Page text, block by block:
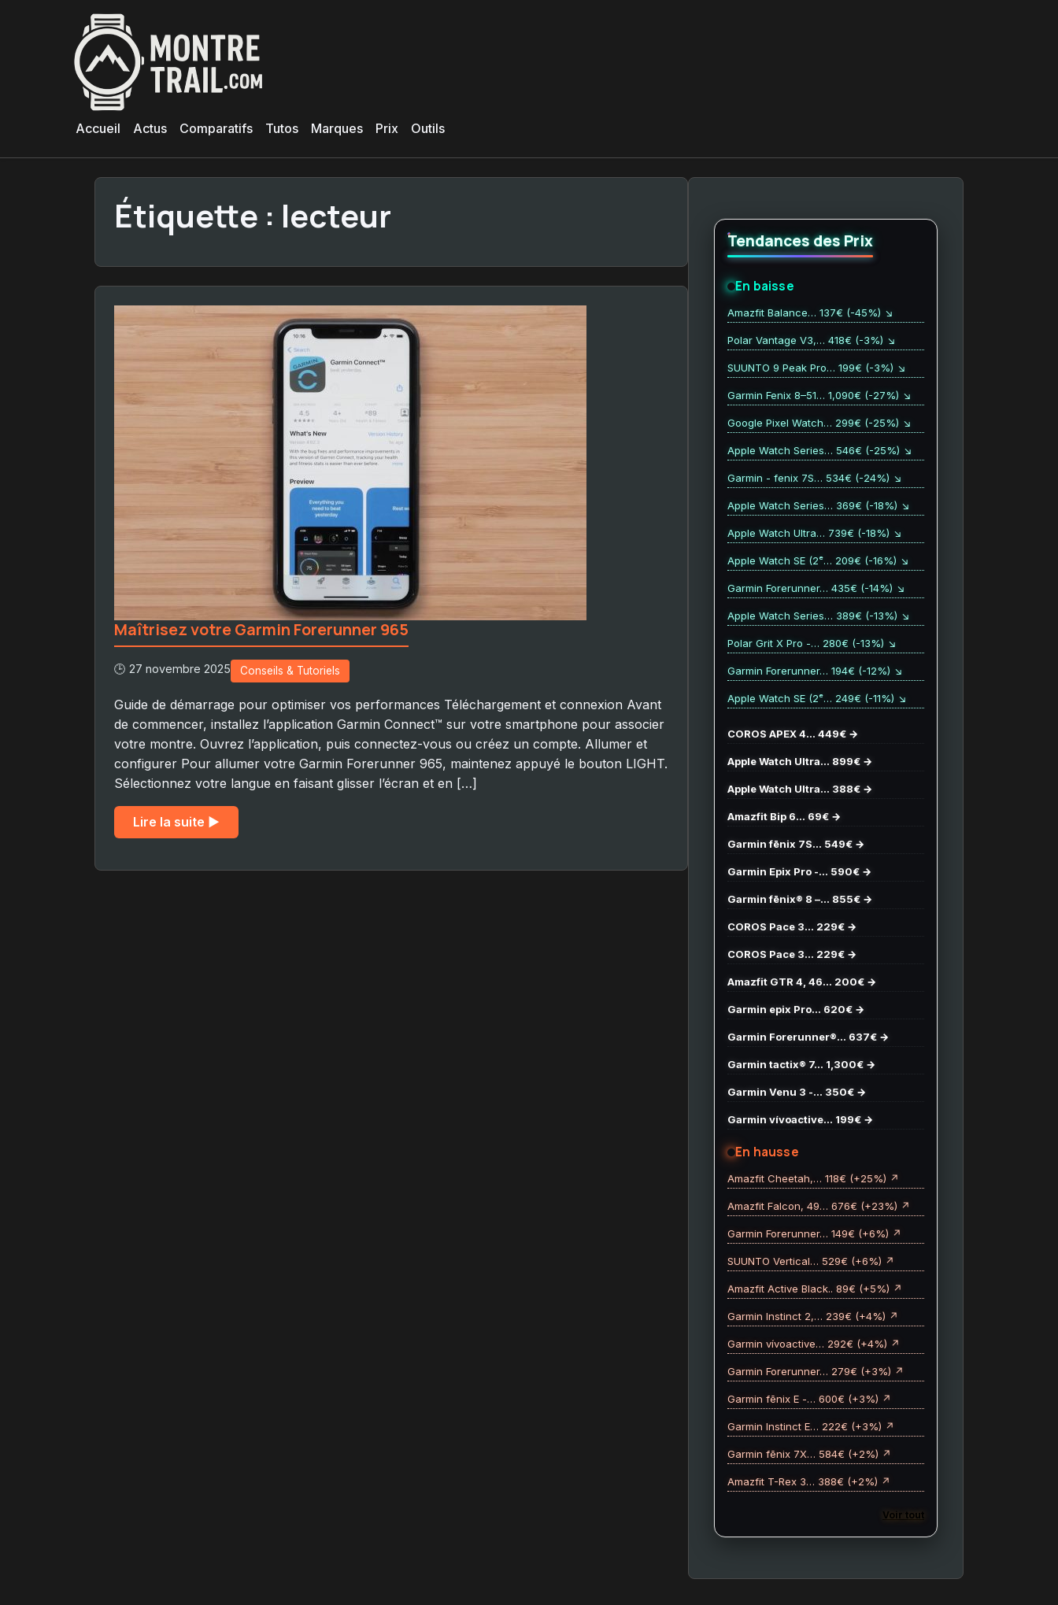
Accueil Actus Comparatifs Tutos Marques Prix Outils
Étiquette : lecteur
Maîtrisez votre Garmin Forerunner 965
🕒 27 novembre 2025 Conseils & Tutoriels
Guide de démarrage pour optimiser vos performances Téléchargement et connexion Avant
de commencer, installez l’application Garmin Connect™ sur votre smartphone pour associer
votre montre. Ouvrez l’application, puis connectez-vous ou créez un compte. Allumer et
configurer Pour allumer votre Garmin Forerunner 965, maintenez appuyé le bouton LIGHT.
Sélectionnez votre langue en faisant glisser l’écran et en […]
Lire la suite ▶︎
Tendances des Prix
En baisse
Amazfit Balance… 137€ (-45%) ↘
Polar Vantage V3,… 418€ (-3%) ↘
SUUNTO 9 Peak Pro… 199€ (-3%) ↘
Garmin Fenix 8–51… 1,090€ (-27%) ↘
Google Pixel Watch… 299€ (-25%) ↘
Apple Watch Series… 546€ (-25%) ↘
Garmin - fenix 7S… 534€ (-24%) ↘
Apple Watch Series… 369€ (-18%) ↘
Apple Watch Ultra… 739€ (-18%) ↘
Apple Watch SE (2ᵉ… 209€ (-16%) ↘
Garmin Forerunner… 435€ (-14%) ↘
Apple Watch Series… 389€ (-13%) ↘
Polar Grit X Pro -… 280€ (-13%) ↘
Garmin Forerunner… 194€ (-12%) ↘
Apple Watch SE (2ᵉ… 249€ (-11%) ↘
COROS APEX 4… 449€ →
Apple Watch Ultra… 899€ →
Apple Watch Ultra… 388€ →
Amazfit Bip 6… 69€ →
Garmin fēnix 7S… 549€ →
Garmin Epix Pro -… 590€ →
Garmin fēnix® 8 –… 855€ →
COROS Pace 3… 229€ →
COROS Pace 3… 229€ →
Amazfit GTR 4, 46… 200€ →
Garmin epix Pro… 620€ →
Garmin Forerunner®… 637€ →
Garmin tactix® 7… 1,300€ →
Garmin Venu 3 -… 350€ →
Garmin vívoactive… 199€ →
En hausse
Amazfit Cheetah,… 118€ (+25%) ↗
Amazfit Falcon, 49… 676€ (+23%) ↗
Garmin Forerunner… 149€ (+6%) ↗
SUUNTO Vertical… 529€ (+6%) ↗
Amazfit Active Black.. 89€ (+5%) ↗
Garmin Instinct 2,… 239€ (+4%) ↗
Garmin vívoactive… 292€ (+4%) ↗
Garmin Forerunner… 279€ (+3%) ↗
Garmin fēnix E -… 600€ (+3%) ↗
Garmin Instinct E… 222€ (+3%) ↗
Garmin fēnix 7X… 584€ (+2%) ↗
Amazfit T-Rex 3… 388€ (+2%) ↗
Voir tout